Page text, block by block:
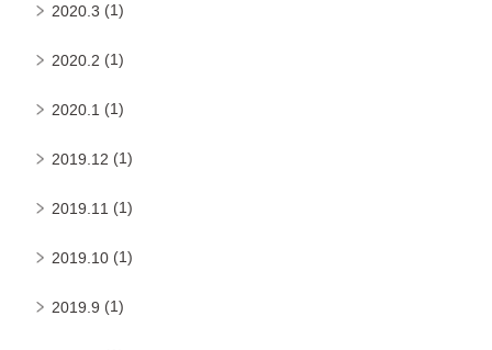
2020.3 (1)
2020.2 (1)
2020.1 (1)
2019.12 (1)
2019.11 (1)
2019.10 (1)
2019.9 (1)